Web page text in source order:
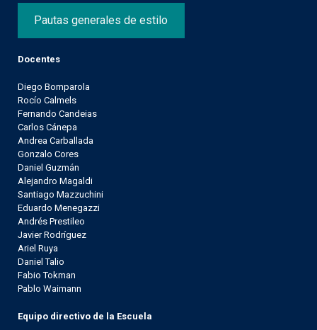
Pautas generales de estilo
Docentes
Diego Bomparola
Rocío Calmels
Fernando Candeias
Carlos Cánepa
Andrea Carballada
Gonzalo Cores
Daniel Guzmán
Alejandro Magaldi
Santiago Mazzuchini
Eduardo Menegazzi
Andrés Prestileo
Javier Rodríguez
Ariel Ruya
Daniel Talio
Fabio Tokman
Pablo Waimann
Equipo directivo de la Escuela